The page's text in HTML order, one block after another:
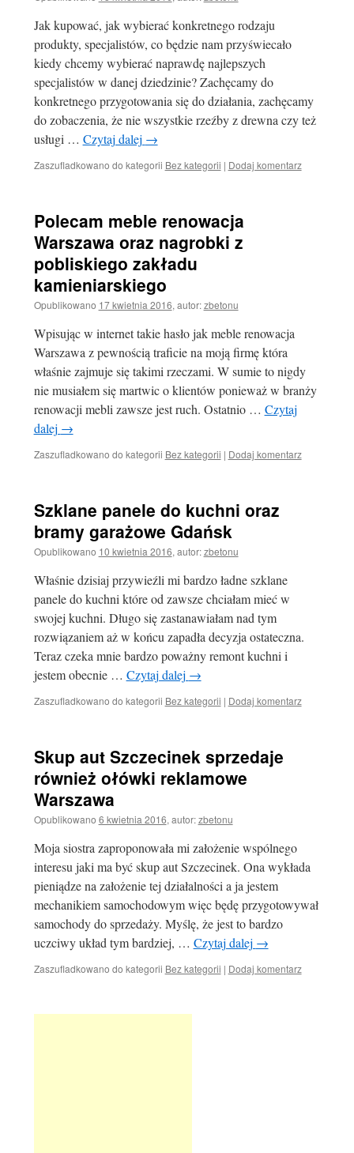
Jak kupować, jak wybierać konkretnego rodzaju
produkty, specjalistów, co będzie nam przyświecało
kiedy chcemy wybierać naprawdę najlepszych
specjalistów w danej dziedzinie? Zachęcamy do
konkretnego przygotowania się do działania, zachęcamy
do zobaczenia, że nie wszystkie rzeźby z drewna czy też
usługi … Czytaj dalej →
Zaszufladkowano do kategorii Bez kategorii | Dodaj komentarz
Polecam meble renowacja
Warszawa oraz nagrobki z
pobliskiego zakładu
kamieniarskiego
Opublikowano 17 kwietnia 2016, autor: zbetonu
Wpisując w internet takie hasło jak meble renowacja
Warszawa z pewnością traficie na moją firmę która
właśnie zajmuje się takimi rzeczami. W sumie to nigdy
nie musiałem się martwic o klientów ponieważ w branży
renowacji mebli zawsze jest ruch. Ostatnio … Czytaj
dalej →
Zaszufladkowano do kategorii Bez kategorii | Dodaj komentarz
Szklane panele do kuchni oraz
bramy garażowe Gdańsk
Opublikowano 10 kwietnia 2016, autor: zbetonu
Właśnie dzisiaj przywieźli mi bardzo ładne szklane
panele do kuchni które od zawsze chciałam mieć w
swojej kuchni. Długo się zastanawiałam nad tym
rozwiązaniem aż w końcu zapadła decyzja ostateczna.
Teraz czeka mnie bardzo poważny remont kuchni i
jestem obecnie … Czytaj dalej →
Zaszufladkowano do kategorii Bez kategorii | Dodaj komentarz
Skup aut Szczecinek sprzedaje
również ołówki reklamowe
Warszawa
Opublikowano 6 kwietnia 2016, autor: zbetonu
Moja siostra zaproponowała mi założenie wspólnego
interesu jaki ma być skup aut Szczecinek. Ona wykłada
pieniądze na założenie tej działalności a ja jestem
mechanikiem samochodowym więc będę przygotowywał
samochody do sprzedaży. Myślę, że jest to bardzo
uczciwy układ tym bardziej, … Czytaj dalej →
Zaszufladkowano do kategorii Bez kategorii | Dodaj komentarz